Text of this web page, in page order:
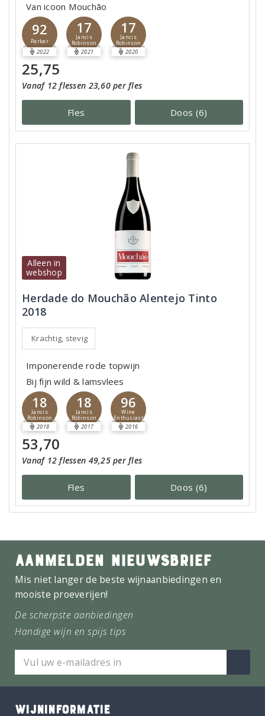
Van icoon Mouchão
92
Parker
2022
17
Jancis
Robinson
2021
17
Jancis
Robinson
2020
25,75
Vanaf 12 flessen 23,60 per fles
Fles Doos (6)
Alleen in
webshop
Herdade do Mouchão Alentejo Tinto
2018
Krachtig, stevig
Imponerende rode topwijn
Bij fijn wild & lamsvlees
18
Jancis
Robinson
2018
18
Jancis
Robinson
2017
96
Wine
Enthusiast
2016
53,70
Vanaf 12 flessen 49,25 per fles
Fles Doos (6)
AANMELDEN NIEUWSBRIEF
Mis niet langer de beste wijnaanbiedingen en
mooiste proeverijen!
De scherpste aanbiedingen
Handige wijn en spijs tips
WIJNINFORMATIE